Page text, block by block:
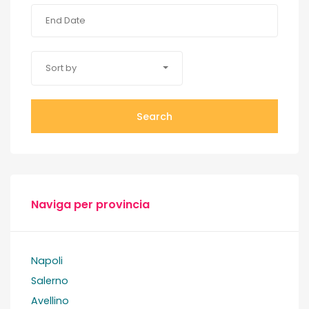
Sort by
Search
Naviga per provincia
Napoli
Salerno
Avellino